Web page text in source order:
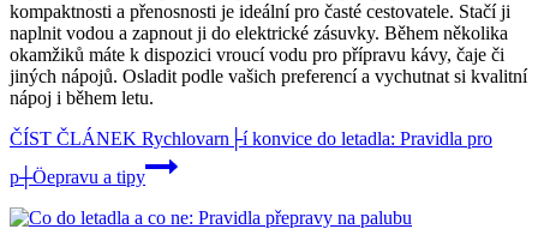
kompaktnosti a přenosnosti je ideální pro časté cestovatele. Stačí ji
naplnit vodou a zapnout ji do elektrické zásuvky. Během několika
okamžiků máte k dispozici vroucí vodu pro přípravu kávy, čaje či
jiných nápojů. Osladit podle vašich preferencí a vychutnat si kvalitní
nápoj i během letu.
ČÍST ČLÁNEK Rychlovarn├í konvice do letadla: Pravidla pro
p┼Öepravu a tipy